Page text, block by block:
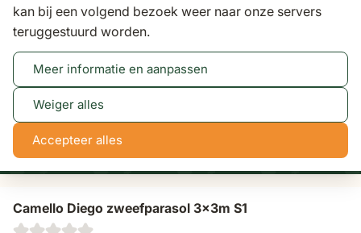
kan bij een volgend bezoek weer naar onze servers
teruggestuurd worden.
Meer informatie en aanpassen
Weiger alles
Accepteer alles
Parasols Camello Diego zweefparasol 3x3m S1
Tot 50% korting
2
dagen
2 57 47
Camello Diego zweefparasol 3x3m S1